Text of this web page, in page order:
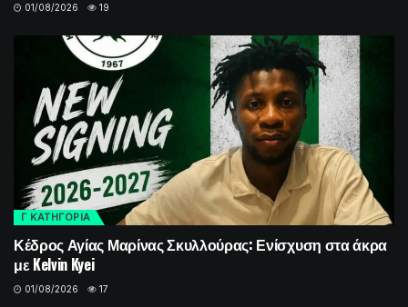
01/08/2026 19
Γ ΚΑΤΗΓΟΡΙΑ
Κέδρος Αγίας Μαρίνας Σκυλλούρας: Ενίσχυση στα άκρα
με Kelvin Kyei
01/08/2026 17